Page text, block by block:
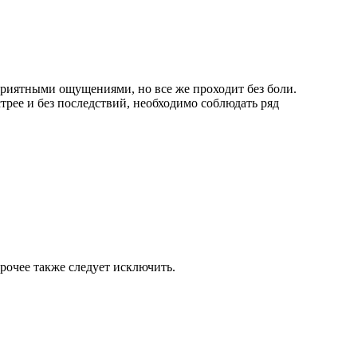
ощущениями, но все же проходит без боли.
и без последствий, необходимо соблюдать ряд
также следует исключить.